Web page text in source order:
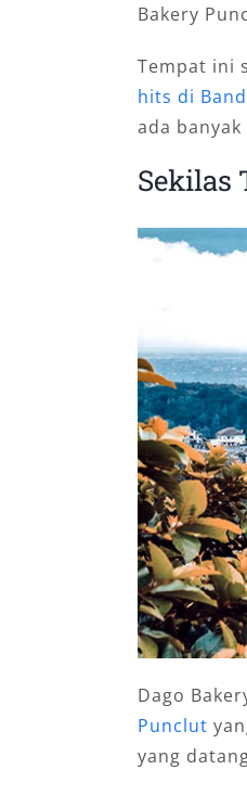
Bakery
Tempat ini
hits di
ada
Sekilas
Dago
Punclut
yang